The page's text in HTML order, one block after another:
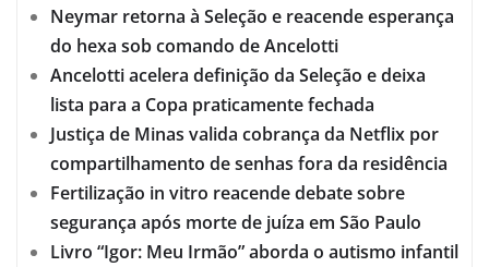
Neymar retorna à Seleção e reacende esperança
do hexa sob comando de Ancelotti
Ancelotti acelera definição da Seleção e deixa
lista para a Copa praticamente fechada
Justiça de Minas valida cobrança da Netflix por
compartilhamento de senhas fora da residência
Fertilização in vitro reacende debate sobre
segurança após morte de juíza em São Paulo
Livro “Igor: Meu Irmão” aborda o autismo infantil